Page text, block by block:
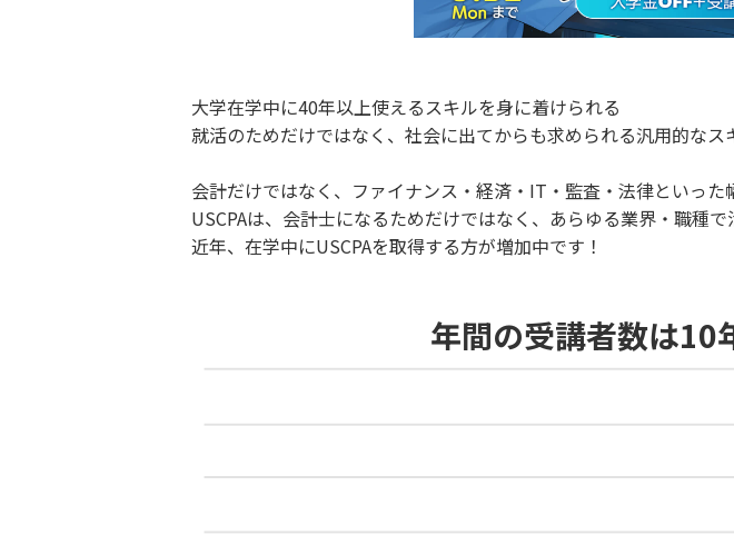
大学在学中に40年以上使えるスキルを身に着けられる
就活のためだけではなく、社会に出てからも求められる汎用的なス
会計だけではなく、ファイナンス・経済・IT・監査・法律といった
USCPAは、会計士になるためだけではなく、あらゆる業界・職種
近年、在学中にUSCPAを取得する方が増加中です！
年間の受講者数は10